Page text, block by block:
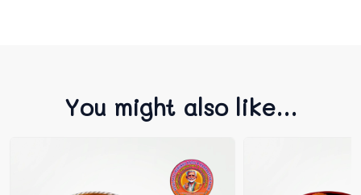
You might also like...